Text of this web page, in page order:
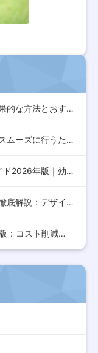
シーズニング対策完全ガイド2026｜効果的な方法とおすすめア…
2026年最新版：亀山市で不用品回収をスムーズに行うための完…
浦安市のエアコンクリーニング完全ガイド2026年版｜効果的な…
2026年最新版！高品質なバッジ製作を徹底解説：デザインから…
高品質なOPP袋印刷の最新技術2025年版：コスト削減とデザ…